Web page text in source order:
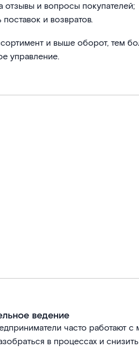
отзывы и вопросы покупателей;
поставок и возвратов.
и выше оборот, тем
управление.
ведение
часто работают
в процессах и